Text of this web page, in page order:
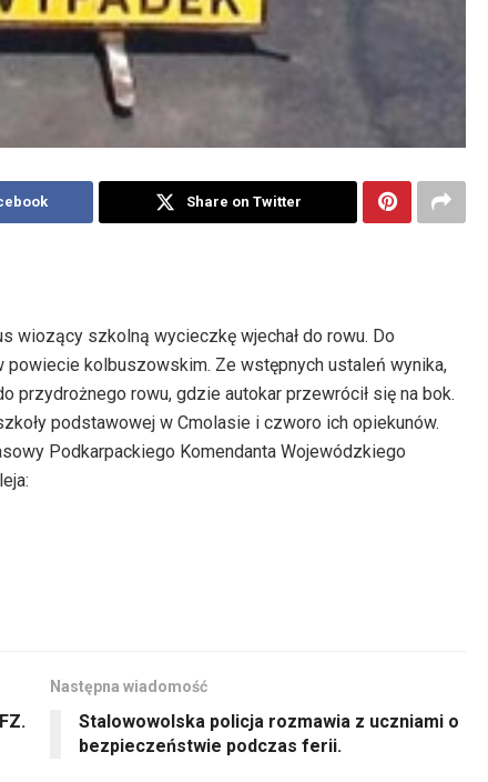
Share on Twitter
wiozący szkolną wycieczkę wjechał do rowu. Do
powiecie kolbuszowskim. Ze wstępnych ustaleń wynika,
przydrożnego rowu, gdzie autokar przewrócił się na bok.
podstawowej w Cmolasie i czworo ich opiekunów.
Podkarpackiego Komendanta Wojewódzkiego
Następna wiadomość
Stalowowolska policja rozmawia z uczniami o
bezpieczeństwie podczas ferii.